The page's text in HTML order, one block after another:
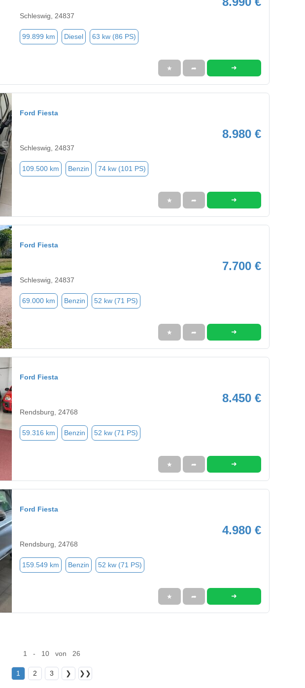
Schleswig, 24837
99.899 km Diesel 63 kw (86 PS)
★ ➦ ➜
Ford Fiesta
8.980 €
Schleswig, 24837
109.500 km Benzin 74 kw (101 PS)
★ ➦ ➜
Ford Fiesta
7.700 €
Schleswig, 24837
69.000 km Benzin 52 kw (71 PS)
★ ➦ ➜
Ford Fiesta
8.450 €
Rendsburg, 24768
59.316 km Benzin 52 kw (71 PS)
★ ➦ ➜
Ford Fiesta
4.980 €
Rendsburg, 24768
159.549 km Benzin 52 kw (71 PS)
★ ➦ ➜
1 - 10 von 26
1 2 3 ❯ ❯❯